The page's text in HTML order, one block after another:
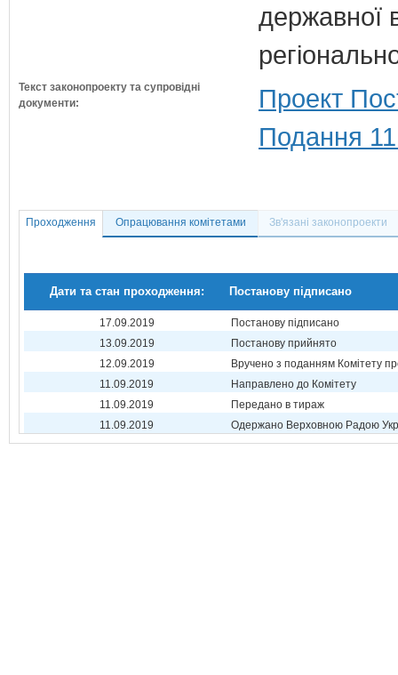
державної
Текст законопроекту та супровідні
документи:
Проект
Подання
Проходження Опрацювання комітетами Зв'язані законопроекти
Дати та стан проходження: Постанову підписано
17.09.2019
Постанову підписано
13.09.2019
Постанову прийнято
12.09.2019
Вручено з поданням Комітету
11.09.2019
Направлено до Комітету
11.09.2019
Передано в тираж
11.09.2019
Одержано Верховною Радою